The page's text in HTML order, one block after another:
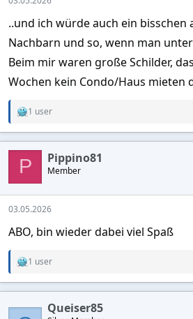
:
..und ich würde auch ein bisschen
Nachbarn und so, wenn man
Beim mir waren große Schilder,
Wochen kein Condo/Haus mieten
R
c
o
n
s
:
1 user
P Pippino81
Member
03.05.2026
ABO, bin wieder dabei viel Spaß
R
t
1 user
Queiser85